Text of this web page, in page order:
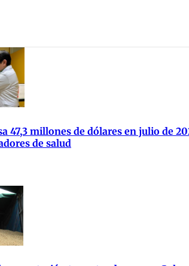
47,3 millones de dólares en julio de
de salud